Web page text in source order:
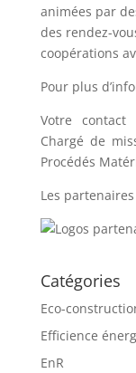
animées par
des rendez-
coopérations
Pour plus
Votre
Chargé de
Procédés
Les
Catégories
Eco-
Efficience
EnR